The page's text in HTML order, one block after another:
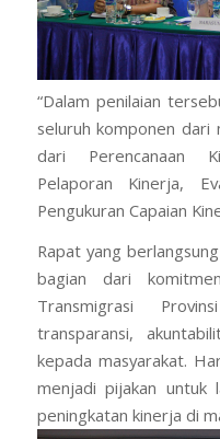
“Dalam penilaian
seluruh komponen
dari Perencanaan
Pelaporan Kinerja,
Pengukuran Capaian
Rapat yang
bagian dari
Transmigrasi
transparansi,
kepada masyarakat.
menjadi pijakan untuk
peningkatan kinerja di